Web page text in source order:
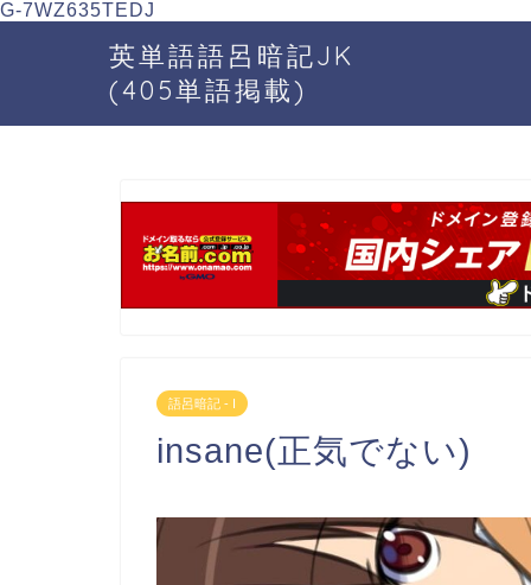
G-7WZ635TEDJ
英単語語呂暗記JK
(405単語掲載)
語呂暗記 - I
insane(正気でない)